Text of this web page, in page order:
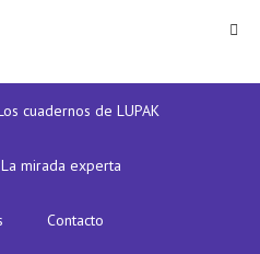
cuadernos de LUPAK
La mirada experta
Contacto